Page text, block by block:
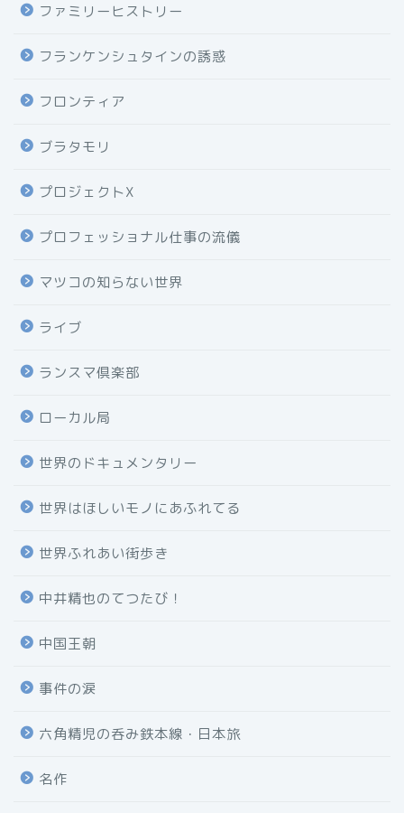
ファミリーヒストリー
フランケンシュタインの誘惑
フロンティア
ブラタモリ
プロジェクトX
プロフェッショナル仕事の流儀
マツコの知らない世界
ライブ
ランスマ倶楽部
ローカル局
世界のドキュメンタリー
世界はほしいモノにあふれてる
世界ふれあい街歩き
中井精也のてつたび！
中国王朝
事件の涙
六角精児の呑み鉄本線・日本旅
名作